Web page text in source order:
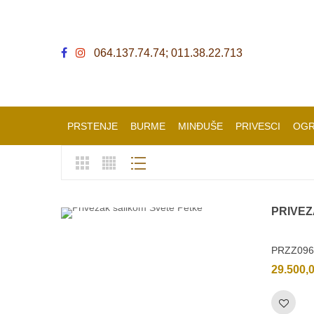
064.137.74.74; 011.38.22.713
PRSTENJE BURME MINĐUŠE PRIVESCI
PRZZ096